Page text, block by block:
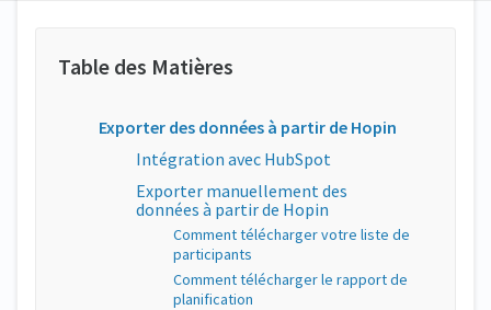
Exporter des données à partir de Hopin
Intégration avec HubSpot
Exporter manuellement des
données à partir de Hopin
Comment télécharger votre liste de
participants
Comment télécharger le rapport de
planification